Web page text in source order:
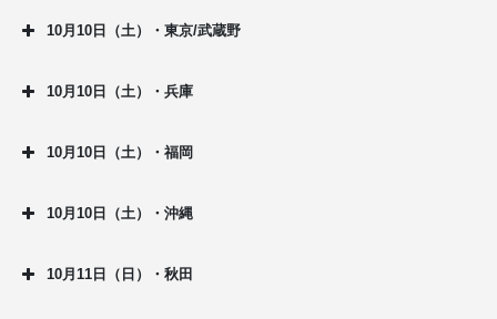
10月10日（土）・東京/武蔵野
10月10日（土）・兵庫
10月10日（土）・福岡
10月10日（土）・沖縄
10月11日（日）・秋田